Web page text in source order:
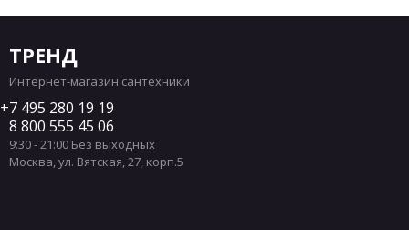
Подвесные унитазы материал Фаянс
Подвесные унитазы материал Фарфор
Подвесные унитазы цвет Белый
Подвесные унитазы цвет Черный
Подвесные унитазы цвет Серый
Подвесные унитазы цвет Коричневый
ТРЕНД
Интернет-магазин сантехники
7 495 280 19 19
8 800 555 45 06
9:30 - 21:00 Без выходных
Москва,ул. Вятская, 27, корп.5